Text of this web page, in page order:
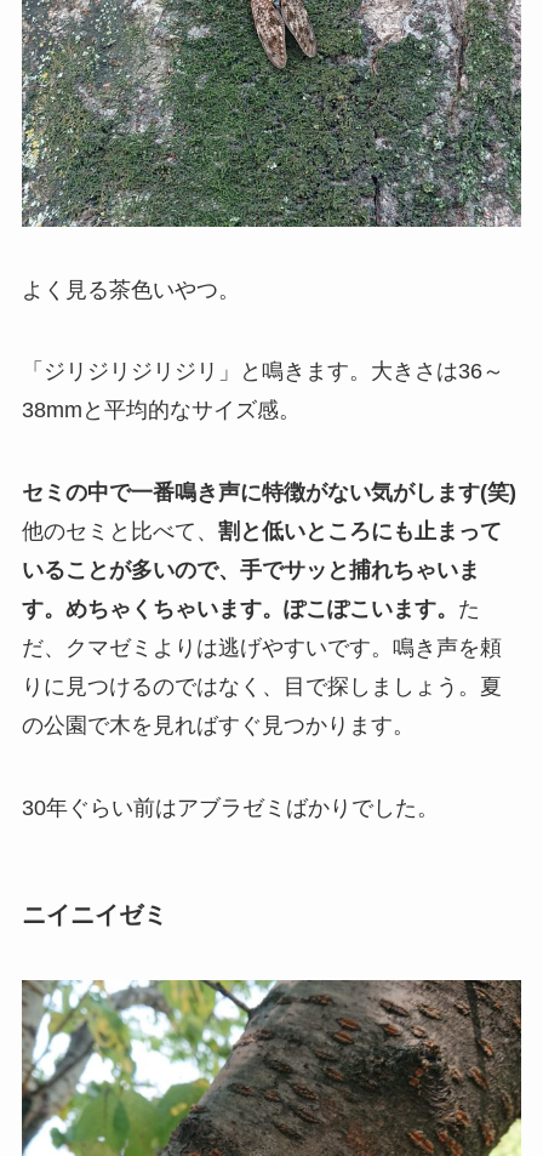
よく見る茶色いやつ。
「ジリジリジリジリ」と鳴きます。大きさは36～
38mmと平均的なサイズ感。
セミの中で一番鳴き声に特徴がない気がします(笑)
他のセミと比べて、 割と低いところにも止まって
いることが多いので、手でサッと捕れちゃいま
す。めちゃくちゃいます。ぽこぽこいます。 た
だ、クマゼミよりは逃げやすいです。鳴き声を頼
りに見つけるのではなく、目で探しましょう。夏
の公園で木を見ればすぐ見つかります。
30年ぐらい前はアブラゼミばかりでした。
ニイニイゼミ